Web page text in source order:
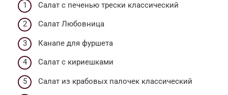
Cалат с печенью трески классический
Салат Любовница
Канапе для фуршета
Салат с кириешками
Салат из крабовых палочек классический